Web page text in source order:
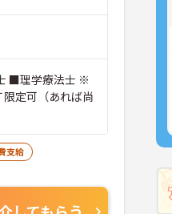
■理学療法士 ※
支給